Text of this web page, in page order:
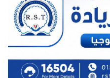
الإجتماعي تعلن أسماء الأمهات
الأم المثالية لعام 2026
يحتفي بالمرأة بعرض «أنا